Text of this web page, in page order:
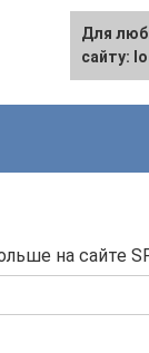
на сайте
Для
сайту: